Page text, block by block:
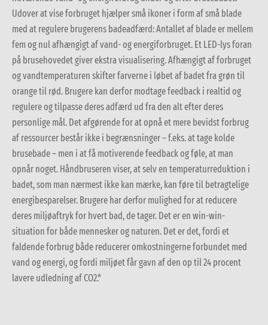
Udover at vise forbruget hjælper små ikoner i form af små blade
med at regulere brugerens badeadfærd: Antallet af blade er mellem
fem og nul afhængigt af vand- og energiforbruget. Et LED-lys foran
på brusehovedet giver ekstra visualisering. Afhængigt af forbruget
og vandtemperaturen skifter farverne i løbet af badet fra grøn til
orange til rød. Brugere kan derfor modtage feedback i realtid og
regulere og tilpasse deres adfærd ud fra den alt efter deres
personlige mål. Det afgørende for at opnå et mere bevidst forbrug
af ressourcer består ikke i begrænsninger – f.eks. at tage kolde
brusebade – men i at få motiverende feedback og føle, at man
opnår noget. Håndbruseren viser, at selv en temperaturreduktion i
badet, som man nærmest ikke kan mærke, kan føre til betragtelige
energibesparelser. Brugere har derfor mulighed for at reducere
deres miljøaftryk for hvert bad, de tager. Det er en win-win-
situation for både mennesker og naturen. Det er det, fordi et
faldende forbrug både reducerer omkostningerne forbundet med
vand og energi, og fordi miljøet får gavn af den op til 24 procent
lavere udledning af CO2.*